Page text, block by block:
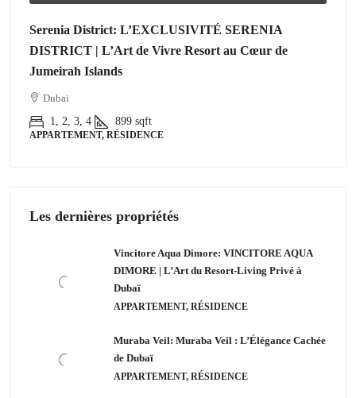
Serenia District: L’EXCLUSIVITÉ SERENIA
DISTRICT | L’Art de Vivre Resort au Cœur de
Jumeirah Islands
Dubai
1, 2, 3, 4
899 sqft
APPARTEMENT, RÉSIDENCE
Les dernières propriétés
Vincitore Aqua Dimore: VINCITORE AQUA
DIMORE | L’Art du Resort-Living Privé à
Dubaï
APPARTEMENT, RÉSIDENCE
Muraba Veil: Muraba Veil : L’Élégance Cachée
de Dubaï
APPARTEMENT, RÉSIDENCE